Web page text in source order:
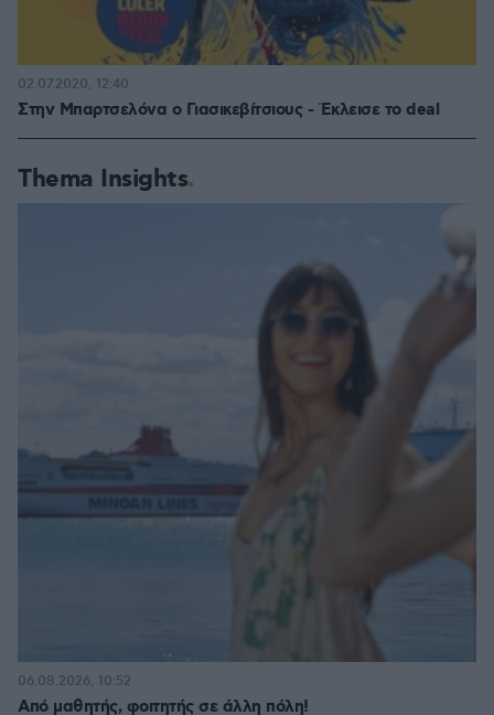
Στην Μπαρτσελόνα ο Γιασικεβίτσιους - Έκλεισε το deal
02.07.2020, 12:40
Thema Insights
Από μαθητής, φοιτητής σε άλλη πόλη!
06.08.2026, 10:52